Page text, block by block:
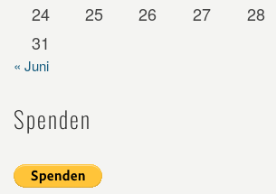
24
25 26 27 28
31
« Juni
Spenden